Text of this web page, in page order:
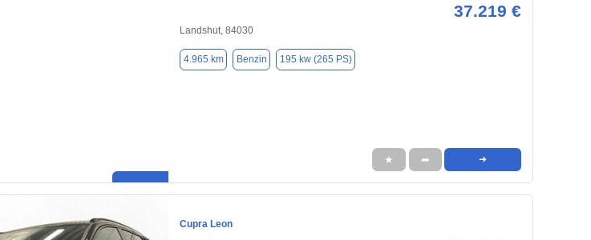
37.219 €
Landshut, 84030
4.965 km Benzin 195 kw (265 PS)
★ ➦ ➜
Cupra Leon